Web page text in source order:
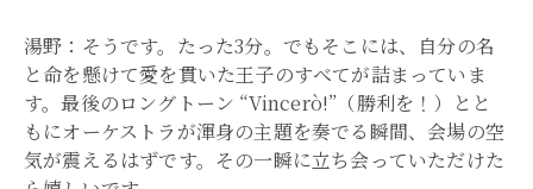
湯野：そうです。たった3分。でもそこには、自分の名
と命を懸けて愛を貫いた王子のすべてが詰まっていま
す。最後のロングトーン “Vincerò!”（勝利を！）とと
もにオーケストラが渾身の主題を奏でる瞬間、会場の空
気が震えるはずです。その一瞬に立ち会っていただけた